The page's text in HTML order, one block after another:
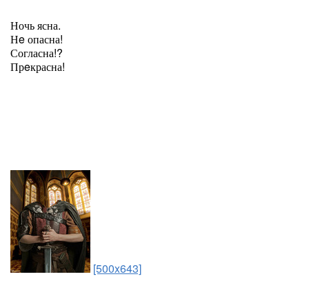
Ночь ясна.
Нe опасна!
Согласна!?
Прeкрасна!
[500x643]